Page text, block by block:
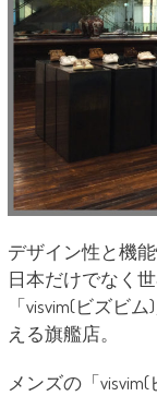
デザイン性と機
日本だけでなく
「visvim(ビズビ
える旗艦店。
メンズの「